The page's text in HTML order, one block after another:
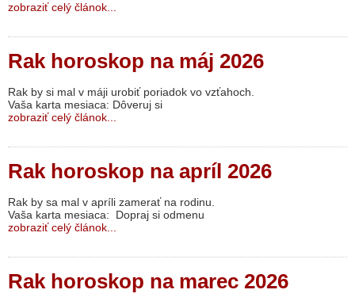
zobraziť celý článok...
Rak horoskop na máj 2026
Rak by si mal v máji urobiť poriadok vo vzťahoch.
Vaša karta mesiaca: Dôveruj si
zobraziť celý článok...
Rak horoskop na apríl 2026
Rak by sa mal v apríli zamerať na rodinu.
Vaša karta mesiaca: Dopraj si odmenu
zobraziť celý článok...
Rak horoskop na marec 2026